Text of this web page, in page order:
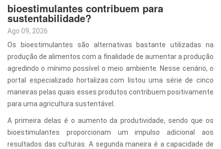
bioestimulantes contribuem para
sustentabilidade?
Ago 09, 2026
Os bioestimulantes são alternativas bastante utilizadas na
produção de alimentos com a finalidade de aumentar a produção
agredindo o mínimo possível o meio ambiente. Nesse cenário, o
portal especializado hortalizas.com listou uma série de cinco
maneiras pelas quais esses produtos contribuem positivamente
para uma agricultura sustentável.
A primeira delas é o aumento da produtividade, sendo que os
bioestimulantes proporcionam um impulso adicional aos
resultados das culturas. A segunda maneira é a capacidade de